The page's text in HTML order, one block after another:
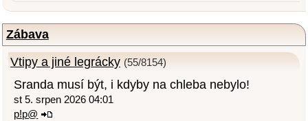
Zábava
Vtipy a jiné legrácky (55/8154)
Sranda musí být, i kdyby na chleba nebylo!
st 5. srpen 2026 04:01
p!p@